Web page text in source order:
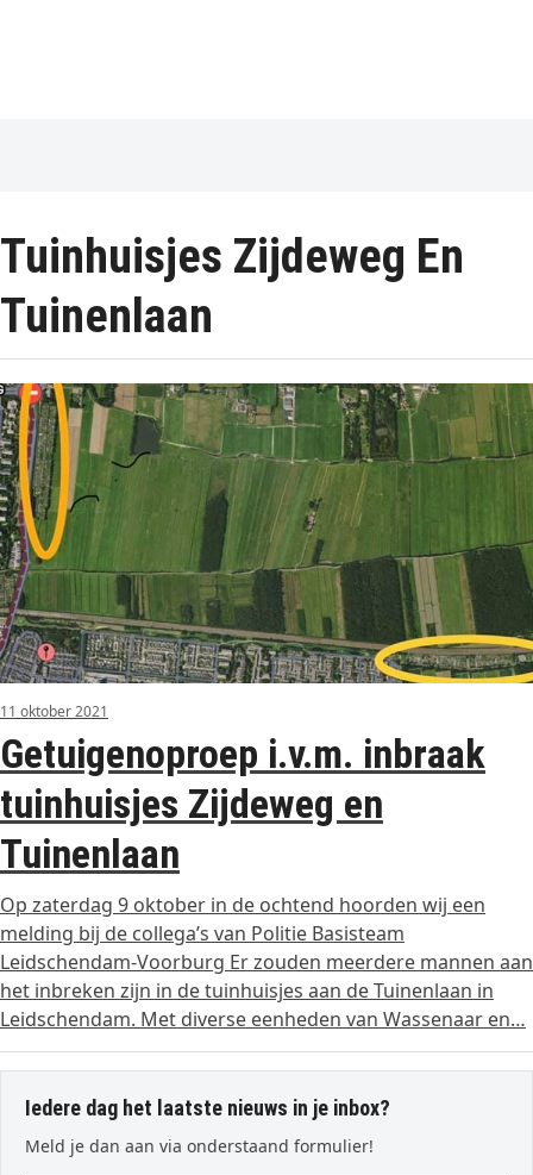
Tuinhuisjes Zijdeweg En
Tuinenlaan
11 oktober 2021
Getuigenoproep i.v.m. inbraak
tuinhuisjes Zijdeweg en
Tuinenlaan
Op zaterdag 9 oktober in de ochtend hoorden wij een
melding bij de collega’s van Politie Basisteam
Leidschendam-Voorburg Er zouden meerdere mannen aan
het inbreken zijn in de tuinhuisjes aan de Tuinenlaan in
Leidschendam. Met diverse eenheden van Wassenaar en…
Iedere dag het laatste nieuws in je inbox?
Meld je dan aan via onderstaand formulier!